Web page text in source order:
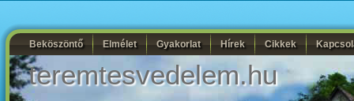
Beköszöntő Elmélet Gyakorlat Hírek Cikkek
teremtesvedelem.hu